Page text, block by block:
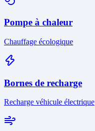
Pompe à chaleur
Chauffage écologique
Bornes de recharge
Recharge véhicule électrique